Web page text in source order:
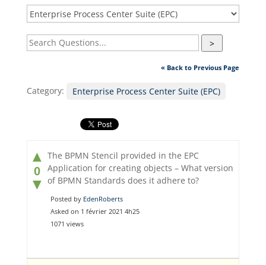
>
« Back to Previous Page
Category: Enterprise Process Center Suite (EPC)
▲
0
▼
The BPMN Stencil provided in the EPC
Application for creating objects – What version
of BPMN Standards does it adhere to?
Posted by EdenRoberts
Asked on 1 février 2021 4h25
1071 views